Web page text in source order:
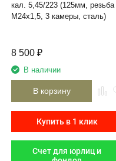
кал. 5,45/223 (125мм, резьба
M24х1,5, 3 камеры, сталь)
8 500 ₽
В наличии
В корзину
Купить в 1 клик
Счет для юрлиц и